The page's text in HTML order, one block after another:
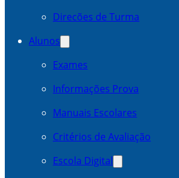
Direcões de Turma
Alunos
Exames
Informações Prova
Manuais Escolares
Critérios de Avaliação
Escola Digital